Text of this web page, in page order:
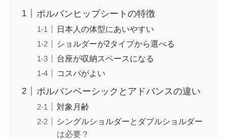
ポルバンヒップシートの特徴
日本人の体型にあいやすい
ショルダーが2タイプから選べる
台座が収納スペースになる
コスパがよい
ポルバンベーシックとアドバンスの違い
対象月齢
シングルショルダーとダブルショルダー
は必要？